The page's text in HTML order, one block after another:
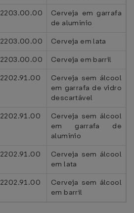
2203.00.00
Cerveja em garrafa
de alumínio
2203.00.00
Cerveja em lata
2203.00.00
Cerveja em barril
2202.91.00
Cerveja sem álcool
em garrafa de vidro
descartável
2202.91.00
Cerveja sem álcool
em garrafa de
alumínio
2202.91.00
Cerveja sem álcool
em lata
2202.91.00
Cerveja sem álcool
em barril